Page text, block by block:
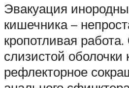
Эвакуация
кишечника –
кропотливая работа.
слизистой оболочки
рефлекторное